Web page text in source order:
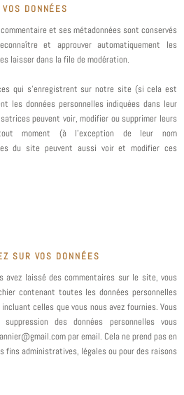
DONNÉES
et ses métadonnées sont conservés
et approuver automatiquement les
laisser dans la file de modération.
qui s’enregistrent sur notre site (si cela est
les données personnelles indiquées dans leur
peuvent voir, modifier ou supprimer leurs
moment (à l’exception de leur nom
du site peuvent aussi voir et modifier ces
SUR VOS DONNÉES
avez laissé des commentaires sur le site, vous
contenant toutes les données personnelles
celles que vous nous avez fournies. Vous
des données personnelles vous
par email. Cela ne prend pas en
fins administratives, légales ou pour des raisons